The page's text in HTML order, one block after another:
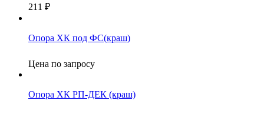
211 ₽
Опора ХК под ФС(краш)
Цена по запросу
Опора ХК РП-ДЕК (краш)